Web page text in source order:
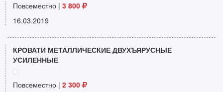
Повсеместно | 3 800
16.03.2019
КРОВАТИ МЕТАЛЛИЧЕСКИЕ ДВУХЪЯРУСНЫЕ
УСИЛЕННЫЕ
Повсеместно | 2 300